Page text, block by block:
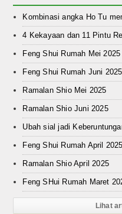
Kombinasi angka Ho Tu
4 Kekayaan dan 11 Pintu
Feng Shui Rumah Mei 2025
Feng Shui Rumah Juni 2025
Ramalan Shio Mei 2025
Ramalan Shio Juni 2025
Ubah sial jadi
Feng Shui Rumah April 2025
Ramalan Shio April 2025
Feng SHui Rumah Maret
Lihat